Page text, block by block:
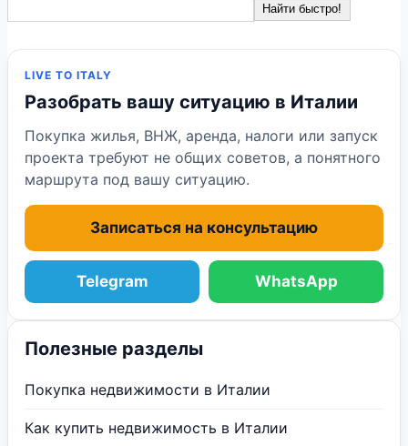
Найти быстро!
LIVE TO ITALY
Разобрать вашу ситуацию в Италии
Покупка жилья, ВНЖ, аренда, налоги или запуск
проекта требуют не общих советов, а понятного
маршрута под вашу ситуацию.
Записаться на консультацию
Telegram WhatsApp
Полезные разделы
Покупка недвижимости в Италии
Как купить недвижимость в Италии